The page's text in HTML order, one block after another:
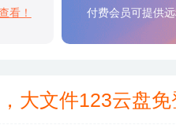
看！ 付费会员可提供
大文件123云盘